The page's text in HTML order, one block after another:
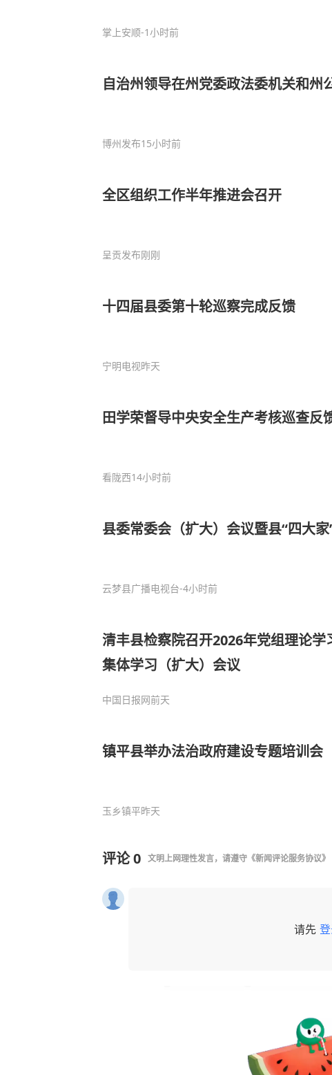
掌上安顺-1小时前
自治州领导在州党委政法委机关和州
博州发布15小时前
全区组织工作半年推进会召开
呈贡发布刚刚
十四届县委第十轮巡察完成反馈
宁明电视昨天
田学荣督导中央安全生产考核巡查反
看陇西14小时前
县委常委会（扩大）会议暨县“四大
云梦县广播电视台-4小时前
清丰县检察院召开2026年党组理论学
集体学习（扩大）会议
中国日报网前天
镇平县举办法治政府建设专题培训会
玉乡镇平昨天
评论0 文明上网理性发言，请遵守 《新闻评论服务协议》
请先